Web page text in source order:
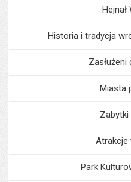
Hejnał
Historia i tradycja
Zasłużeni
Miasta
Zabytki
Atrakcje
Park